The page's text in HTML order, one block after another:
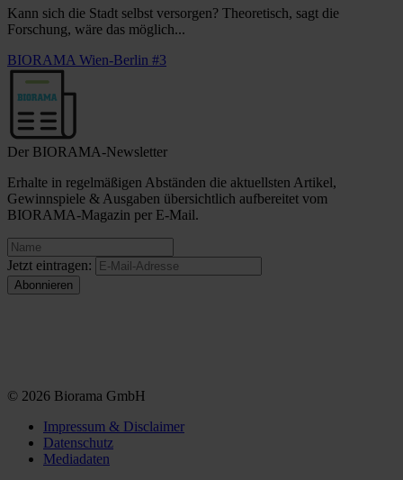
Kann sich die Stadt selbst versorgen? Theoretisch, sagt die
Forschung, wäre das möglich...
BIORAMA Wien-Berlin #3
Der BIORAMA-Newsletter
Erhalte in regelmäßigen Abständen die aktuellsten Artikel,
Gewinnspiele & Ausgaben übersichtlich aufbereitet vom
BIORAMA-Magazin per E-Mail.
Jetzt eintragen:
© 2026 Biorama GmbH
Impressum & Disclaimer
Datenschutz
Mediadaten